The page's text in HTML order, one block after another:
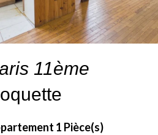
11ème
1 Pièce(s)